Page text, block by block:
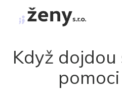
Když dojdou